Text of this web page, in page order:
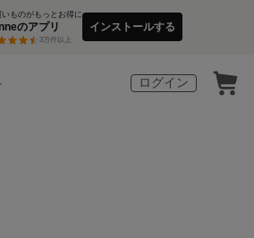
いものがもっとお得に
のアプリ
3万件以上
インストールする
ログイン